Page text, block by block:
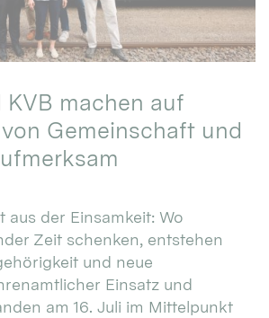
machen auf
Gemeinschaft und
aus der Einsamkeit: Wo
Zeit schenken, entstehen
und neue
Einsatz und
am 16. Juli im Mittelpunkt